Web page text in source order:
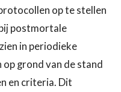
op te stellen
postmortale
in periodieke
grond van de stand
en criteria. Dit